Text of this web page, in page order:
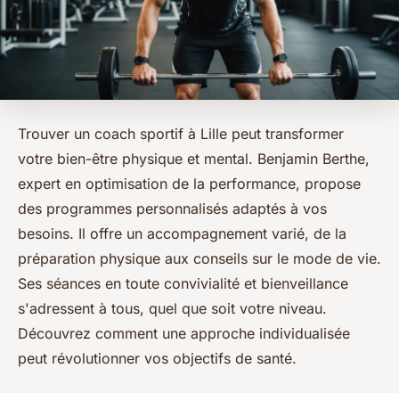
Trouver un coach sportif à Lille peut transformer
votre bien-être physique et mental. Benjamin Berthe,
expert en optimisation de la performance, propose
des programmes personnalisés adaptés à vos
besoins. Il offre un accompagnement varié, de la
préparation physique aux conseils sur le mode de vie.
Ses séances en toute convivialité et bienveillance
s'adressent à tous, quel que soit votre niveau.
Découvrez comment une approche individualisée
peut révolutionner vos objectifs de santé.